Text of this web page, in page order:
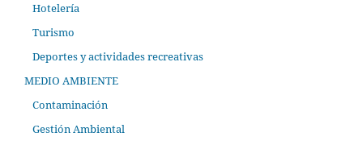
Hotelería
Turismo
Deportes y actividades recreativas
MEDIO AMBIENTE
Contaminación
Gestión Ambiental